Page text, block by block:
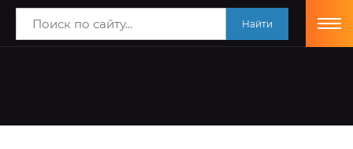
Найти